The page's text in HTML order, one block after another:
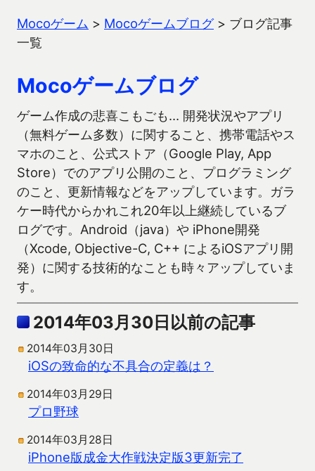
Mocoゲーム > Mocoゲームブログ> ブログ記事
一覧
Mocoゲームブログ
ゲーム作成の悲喜こもごも… 開発状況やアプリ
（無料ゲーム多数）に関すること、携帯電話やス
マホのこと、公式ストア（Google Play, App
Store）でのアプリ公開のこと、プログラミング
のこと、更新情報などをアップしています。ガラ
ケー時代からかれこれ20年以上継続しているブ
ログです。Android（java）や iPhone開発
（Xcode, Objective-C, C++ によるiOSアプリ開
発）に関する技術的なことも時々アップしていま
す。
2014年03月30日以前の記事
2014年03月30日
iOSの致命的な不具合の定義は？
2014年03月29日
プロ野球
2014年03月28日
iPhone版成金大作戦決定版3更新完了